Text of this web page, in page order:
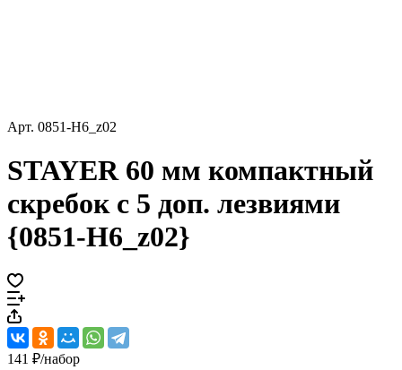
Арт. 0851-H6_z02
STAYER 60 мм компактный
скребок с 5 доп. лезвиями
{0851-H6_z02}
141 ₽/набор